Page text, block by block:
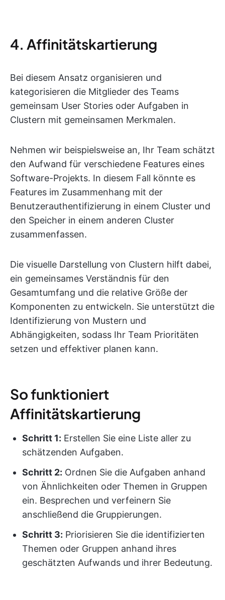
4. Affinitätskartierung
Bei diesem Ansatz organisieren und
kategorisieren die Mitglieder des Teams
gemeinsam User Stories oder Aufgaben in
Clustern mit gemeinsamen Merkmalen.
Nehmen wir beispielsweise an, Ihr Team schätzt
den Aufwand für verschiedene Features eines
Software-Projekts. In diesem Fall könnte es
Features im Zusammenhang mit der
Benutzerauthentifizierung in einem Cluster und
den Speicher in einem anderen Cluster
zusammenfassen.
Die visuelle Darstellung von Clustern hilft dabei,
ein gemeinsames Verständnis für den
Gesamtumfang und die relative Größe der
Komponenten zu entwickeln. Sie unterstützt die
Identifizierung von Mustern und
Abhängigkeiten, sodass Ihr Team Prioritäten
setzen und effektiver planen kann.
So funktioniert
Affinitätskartierung
Schritt 1: Erstellen Sie eine Liste aller zu
schätzenden Aufgaben.
Schritt 2: Ordnen Sie die Aufgaben anhand
von Ähnlichkeiten oder Themen in Gruppen
ein. Besprechen und verfeinern Sie
anschließend die Gruppierungen.
Schritt 3: Priorisieren Sie die identifizierten
Themen oder Gruppen anhand ihres
geschätzten Aufwands und ihrer Bedeutung.